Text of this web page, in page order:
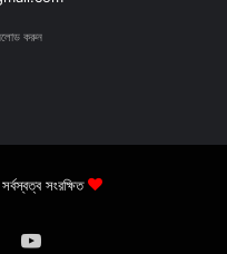
করুন
সংরক্ষিত